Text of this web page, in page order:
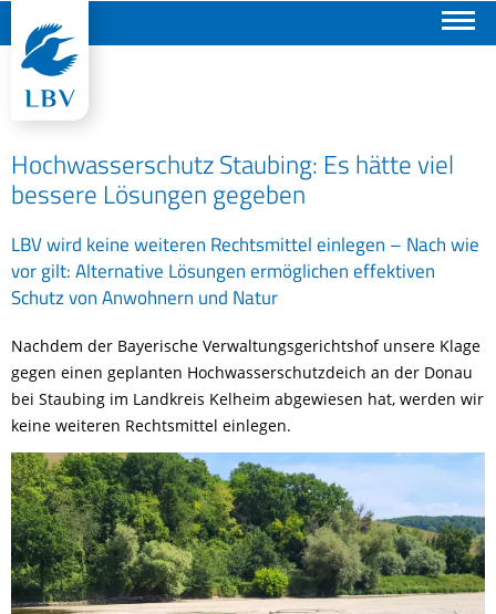
Hochwasserschutz Staubing: Es hätte viel
bessere Lösungen gegeben
LBV wird keine weiteren Rechtsmittel einlegen – Nach wie
vor gilt: Alternative Lösungen ermöglichen effektiven
Schutz von Anwohnern und Natur
Nachdem der Bayerische Verwaltungsgerichtshof unsere Klage
gegen einen geplanten Hochwasserschutzdeich an der Donau
bei Staubing im Landkreis Kelheim abgewiesen hat, werden wir
keine weiteren Rechtsmittel einlegen.